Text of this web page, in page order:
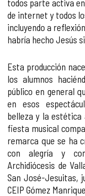
todos parte activa
de internet y todos
incluyendo a
habría hecho Jesús
Esta producción
los alumnos
público en general
en esos
belleza y la
fiesta musical
remarca que se ha
con alegría y
Archidiócesis de
San José-Jesuitas,
CEIP Gómez